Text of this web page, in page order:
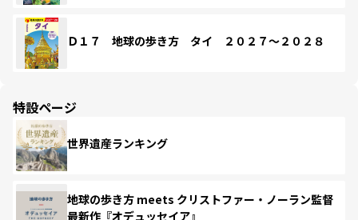
Ｄ１７ 地球の歩き方 タイ ２０２７～２０２８
特設ページ
世界遺産ランキング
地球の歩き方 meets クリストファー・ノーラン監督
最新作『オデュッセイア』